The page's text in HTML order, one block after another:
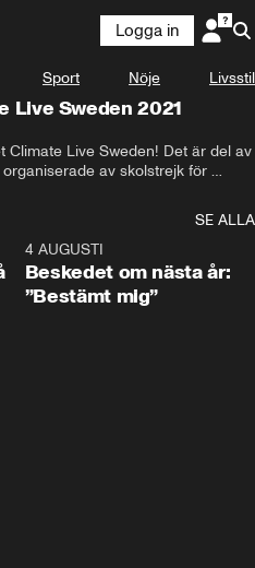
Logga in
Sport Nöje Livsstil
Live Sweden 2021
Climate Live Sweden! Det är del av
av skolstrejk för
hela världen den 16:e oktober.
i Stockholm, programleder
Artister som ställt sig
Live Sweden är bland
Victor Leksell, Melissa Horn,
Oscar Stembridge.
SE ALLA
4 AUGUSTI
Beskedet om nästa år:
”Bestämt mig”